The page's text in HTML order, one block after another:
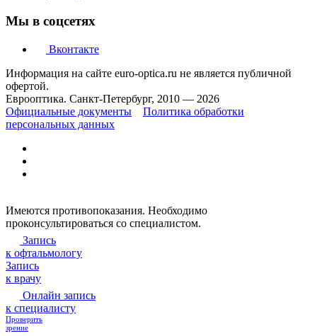
Мы в соцсетях
Вконтакте
Информация на сайте euro-optica.ru не является публичной
офертой.
Еврооптика. Санкт-Петербург, 2010 — 2026
Официальные документы
Политика обработки
персональных данных
Имеются противопоказания. Необходимо
проконсультироваться со специалистом.
Запись
к офтальмологу
Запись
к врачу
Онлайн запись
к специалисту
Проверить
зрение